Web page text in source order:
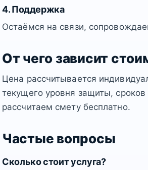
4. Поддержка
Остаёмся на связи,
От чего зависит
Цена рассчитывается
текущего уровня защиты,
рассчитаем смету бесплатно.
Частые вопросы
Сколько стоит услуга?